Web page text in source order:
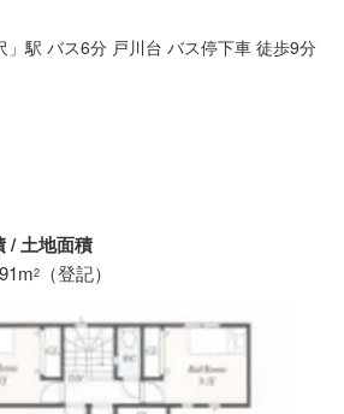
」駅 バス6分 戸川台 バス停下車 徒歩9分
/ 土地面積
2 （登記）